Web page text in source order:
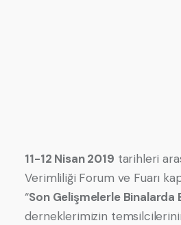
11-12 Nisan 2019 tarihleri
Verimliliği Forum ve Fuarı
“Son Gelişmelerle Binalarda
derneklerimizin